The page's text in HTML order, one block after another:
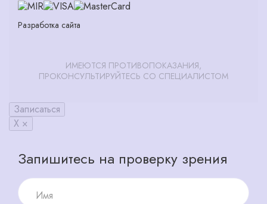
Разработка сайта
ИМЕЮТСЯ ПРОТИВОПОКАЗАНИЯ,
ПРОКОНСУЛЬТИРУЙТЕСЬ СО СПЕЦИАЛИСТОМ
Записаться
X ×
Запишитесь на проверку зрения
Имя